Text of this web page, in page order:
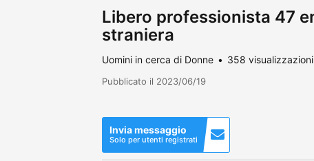
Libero professionista 47
straniera
Uomini in cerca di Donne 358 visualizzazioni
Pubblicato il 2023/06/19
Invia messaggio
Solo per utenti registrati